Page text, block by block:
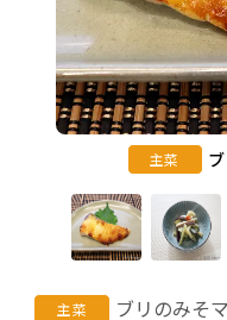
主菜
主菜 ブリのみそ